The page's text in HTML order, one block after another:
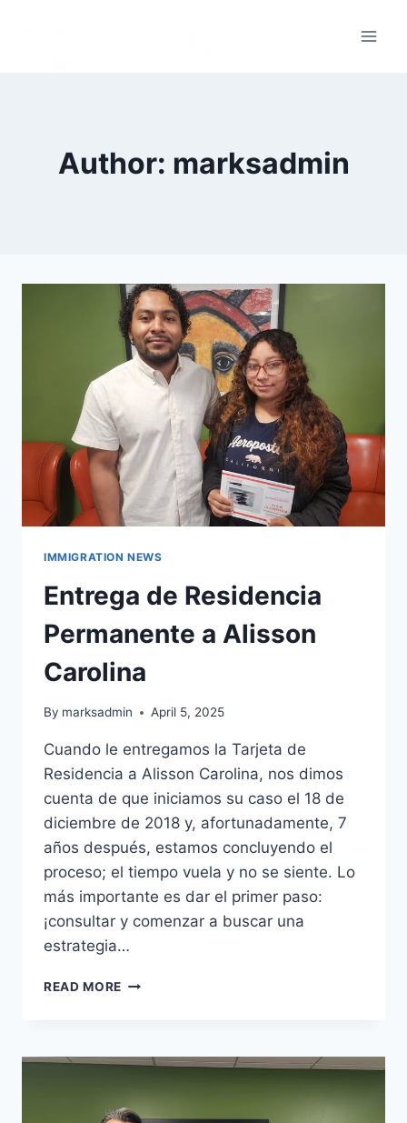
Author: marksadmin
IMMIGRATION NEWS
Entrega de Residencia
Permanente a Alisson
Carolina
By marksadmin April 5, 2025
Cuando le entregamos la Tarjeta de
Residencia a Alisson Carolina, nos dimos
cuenta de que iniciamos su caso el 18 de
diciembre de 2018 y, afortunadamente, 7
años después, estamos concluyendo el
proceso; el tiempo vuela y no se siente. Lo
más importante es dar el primer paso:
¡consultar y comenzar a buscar una
estrategia…
READ MORE